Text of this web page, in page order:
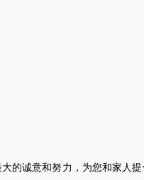
的诚意和努力，为您和家人